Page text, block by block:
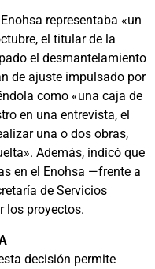
representaba «un
el titular de la
el desmantelamiento
de ajuste impulsado por
como «una caja de
en una entrevista, el
una o dos obras,
Además, indicó que
en el Enohsa —frente a
de Servicios
los proyectos.
decisión permite